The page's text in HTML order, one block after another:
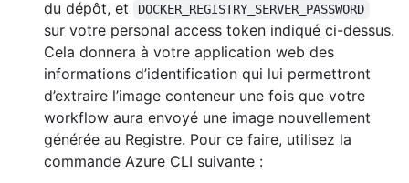
du dépôt, et
DOCKER_REGISTRY_SERVER_PASSWORD
sur votre personal access token indiqué ci-dessus.
Cela donnera à votre application web des
informations d’identification qui lui permettront
d’extraire l’image conteneur une fois que votre
workflow aura envoyé une image nouvellement
générée au Registre. Pour ce faire, utilisez la
commande Azure CLI suivante :